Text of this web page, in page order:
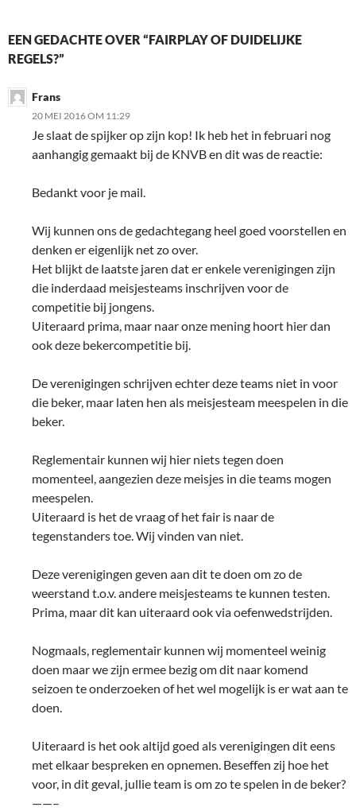
EEN GEDACHTE OVER “FAIRPLAY OF DUIDELIJKE
REGELS?”
Frans
20 MEI 2016 OM 11:29
Je slaat de spijker op zijn kop! Ik heb het in februari nog
aanhangig gemaakt bij de KNVB en dit was de reactie:
Bedankt voor je mail.
Wij kunnen ons de gedachtegang heel goed voorstellen en
denken er eigenlijk net zo over.
Het blijkt de laatste jaren dat er enkele verenigingen zijn
die inderdaad meisjesteams inschrijven voor de
competitie bij jongens.
Uiteraard prima, maar naar onze mening hoort hier dan
ook deze bekercompetitie bij.
De verenigingen schrijven echter deze teams niet in voor
die beker, maar laten hen als meisjesteam meespelen in die
beker.
Reglementair kunnen wij hier niets tegen doen
momenteel, aangezien deze meisjes in die teams mogen
meespelen.
Uiteraard is het de vraag of het fair is naar de
tegenstanders toe. Wij vinden van niet.
Deze verenigingen geven aan dit te doen om zo de
weerstand t.o.v. andere meisjesteams te kunnen testen.
Prima, maar dit kan uiteraard ook via oefenwedstrijden.
Nogmaals, reglementair kunnen wij momenteel weinig
doen maar we zijn ermee bezig om dit naar komend
seizoen te onderzoeken of het wel mogelijk is er wat aan te
doen.
Uiteraard is het ook altijd goed als verenigingen dit eens
met elkaar bespreken en opnemen. Beseffen zij hoe het
voor, in dit geval, jullie team is om zo te spelen in de beker?
——–